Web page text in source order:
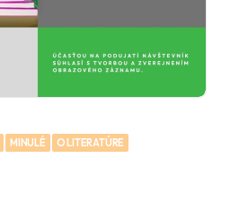
MINULÉ O LITERATÚRE